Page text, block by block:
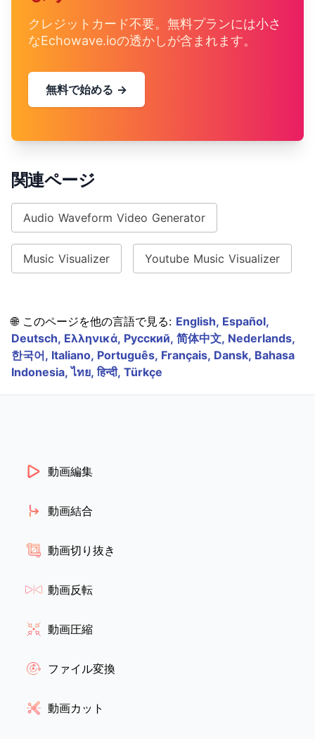
クレジットカード不要。無料プランには小さ
なEchowave.ioの透かしが含まれます。
無料で始める →
関連ページ
Audio Waveform Video Generator
Music Visualizer Youtube Music Visualizer
🌐 このページを他の言語で見る: English, Español,
Deutsch, Ελληνικά, Русский, 简体中文, Nederlands,
한국어, Italiano, Português, Français, Dansk, Bahasa
Indonesia,ไทย,हिन्दी, Türkçe
動画編集
動画結合
動画切り抜き
動画反転
動画圧縮
ファイル変換
動画カット